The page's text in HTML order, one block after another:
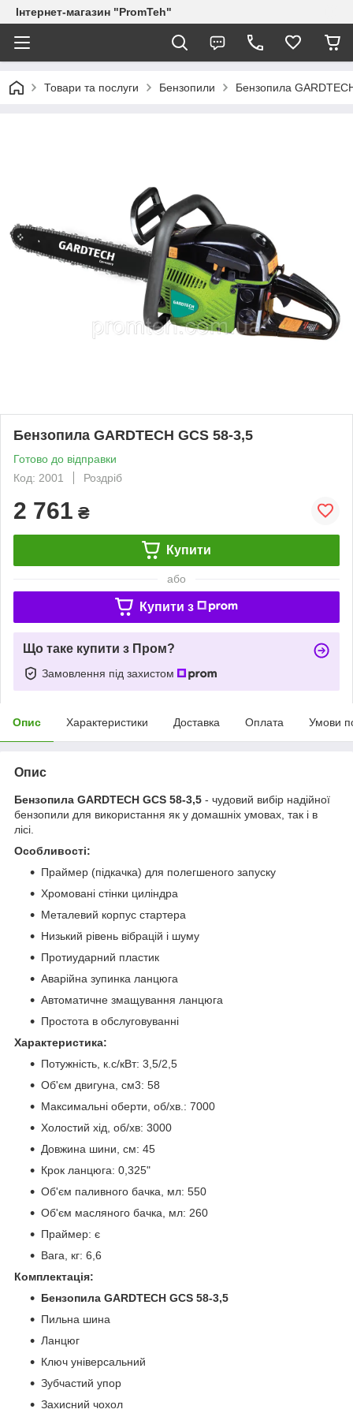
Інтернет-магазин "PromTeh"
Товари та послуги Бензопили Бензопила
Бензопила GARDTECH GCS 58-3,5
Готово до відправки
Код: 2001
Роздріб
2 761 ₴
Купити
або
Купити з
Що таке купити з Пром?
Замовлення під захистом
Опис Характеристики Доставка Оплата Умови
Опис
Бензопила GARDTECH GCS 58-3,5 - чудовий вибір надійної
бензопили для використання як у домашніх умовах, так і в
лісі.
Особливості:
Праймер (підкачка) для полегшеного запуску
Хромовані стінки циліндра
Металевий корпус стартера
Низький рівень вібрацій і шуму
Протиударний пластик
Аварійна зупинка ланцюга
Автоматичне змащування ланцюга
Простота в обслуговуванні
Характеристика:
Потужність, к.с/кВт: 3,5/2,5
Об'єм двигуна, см3: 58
Максимальні оберти, об/хв.: 7000
Холостий хід, об/хв: 3000
Довжина шини, см: 45
Крок ланцюга: 0,325"
Об'єм паливного бачка, мл: 550
Об'єм масляного бачка, мл: 260
Праймер: є
Вага, кг: 6,6
Комплектація:
Бензопила GARDTECH GCS 58-3,5
Пильна шина
Ланцюг
Ключ універсальний
Зубчастий упор
Захисний чохол